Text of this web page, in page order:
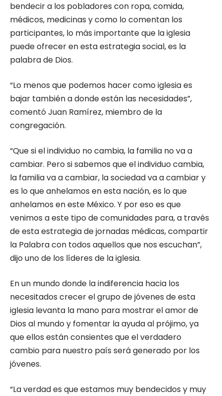
bendecir a los pobladores con ropa, comida,
médicos, medicinas y como lo comentan los
participantes, lo más importante que la iglesia
puede ofrecer en esta estrategia social, es la
palabra de Dios.
“Lo menos que podemos hacer como iglesia es
bajar también a donde están las necesidades”,
comentó Juan Ramírez, miembro de la
congregación.
“Que si el individuo no cambia, la familia no va a
cambiar. Pero si sabemos que el individuo cambia,
la familia va a cambiar, la sociedad va a cambiar y
es lo que anhelamos en esta nación, es lo que
anhelamos en este México. Y por eso es que
venimos a este tipo de comunidades para, a través
de esta estrategia de jornadas médicas, compartir
la Palabra con todos aquellos que nos escuchan”,
dijo uno de los líderes de la iglesia.
En un mundo donde la indiferencia hacia los
necesitados crecer el grupo de jóvenes de esta
iglesia levanta la mano para mostrar el amor de
Dios al mundo y fomentar la ayuda al prójimo, ya
que ellos están consientes que el verdadero
cambio para nuestro país será generado por los
jóvenes.
“La verdad es que estamos muy bendecidos y muy